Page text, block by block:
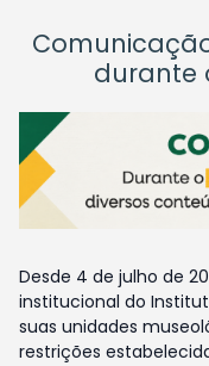
durante
Desde 4 de julho de
institucional do
suas unidades
restrições